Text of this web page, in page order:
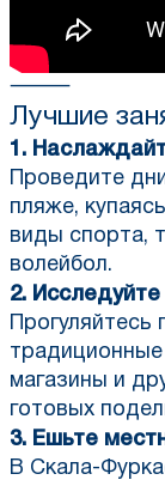
⸻
Лучшие
1.
Проведите
пляже,
виды спорта,
волейбол.
2.
Прогуляйтесь
магазины и
готовых
3. Ешьте
В Скала-